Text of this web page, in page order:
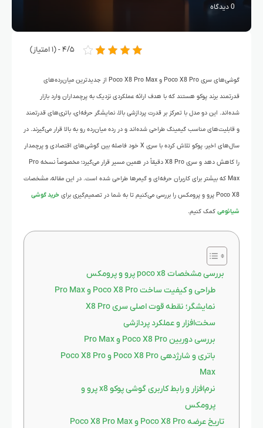
0 دیدگاه
۴/۵ - (۱ امتیاز)
گوشی‌های سری Poco X8 Pro و Poco X8 Pro Max از جدیدترین میان‌رده‌های
قدرتمند برند پوکو هستند که با هدف ارائه عملکردی نزدیک به پرچمداران وارد بازار
شده‌اند. این دو مدل با تمرکز بر قدرت پردازشی بالا، نمایشگر حرفه‌ای، باتری‌های قدرتمند
و قابلیت‌های مناسب گیمینگ طراحی شده‌اند و در رده میان‌رده رو به بالا قرار می‌گیرند. در
سال‌های اخیر، پوکو تلاش کرده با سری X خود فاصله بین گوشی‌های اقتصادی و پرچمدار
را کاهش دهد و سری X8 Pro دقیقاً در همین مسیر قرار می‌گیرد؛ مخصوصاً نسخه Pro
Max که بیشتر برای کاربران حرفه‌ای و گیمرها طراحی شده است. در این مقاله، مشخصات
Poco X8 پرو و پرومکس را بررسی می‌کنیم تا به شما در تصمیم‌گیری برای خرید گوشی
شیائومی کمک کنیم.
بررسی مشخصات poco x8 پرو و پرومکس
طراحی و کیفیت ساخت Poco X8 Pro و Pro Max
نمایشگر؛ نقطه قوت اصلی سری X8 Pro
سخت‌افزار و عملکرد پردازشی
بررسی دوربین Poco X8 Pro و Pro Max
باتری و شارژدهی Poco X8 Pro و Poco X8 Pro
Max
نرم‌افزار و رابط کاربری گوشی پوکو x8 پرو و
پرومکس
تاریخ عرضه Poco X8 Pro و Poco X8 Pro Max